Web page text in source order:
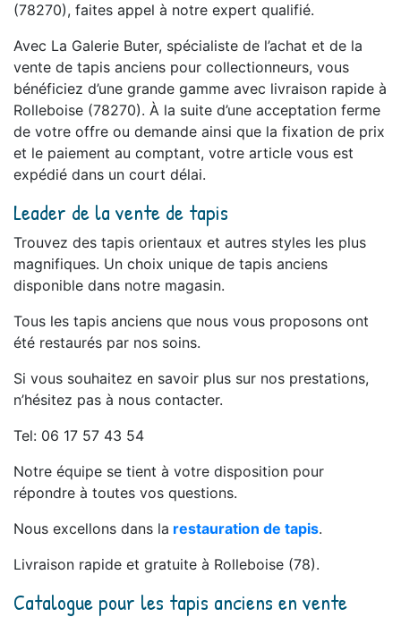
(78270), faites appel à notre expert qualifié.
Avec La Galerie Buter, spécialiste de l’achat et de la
vente de tapis anciens pour collectionneurs, vous
bénéficiez d’une grande gamme avec livraison rapide à
Rolleboise (78270). À la suite d’une acceptation ferme
de votre offre ou demande ainsi que la fixation de prix
et le paiement au comptant, votre article vous est
expédié dans un court délai.
Leader de la vente de tapis
Trouvez des tapis orientaux et autres styles les plus
magnifiques. Un choix unique de tapis anciens
disponible dans notre magasin.
Tous les tapis anciens que nous vous proposons ont
été restaurés par nos soins.
Si vous souhaitez en savoir plus sur nos prestations,
n’hésitez pas à nous contacter.
Tel: 06 17 57 43 54
Notre équipe se tient à votre disposition pour
répondre à toutes vos questions.
Nous excellons dans la restauration de tapis.
Livraison rapide et gratuite à Rolleboise (78).
Catalogue pour les tapis anciens en vente